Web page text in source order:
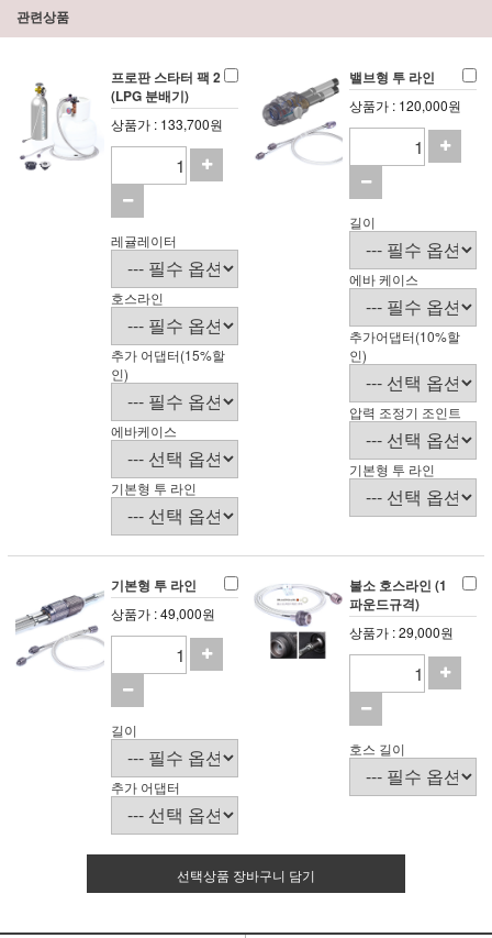
관련상품
프로판 스타터 팩 2
(LPG 분배기)
상품가 : 133,700원
레귤레이터
호스라인
추가 어댑터(15%할
인)
에바케이스
기본형 투 라인
밸브형 투 라인
상품가 : 120,000원
길이
에바 케이스
추가어댑터(10%할
인)
압력 조정기 조인트
기본형 투 라인
기본형 투 라인
상품가 : 49,000원
길이
추가 어댑터
불소 호스라인 (1
파운드규격)
상품가 : 29,000원
호스 길이
선택상품 장바구니 담기